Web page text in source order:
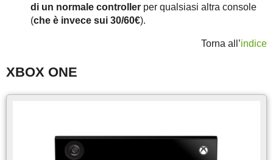
di un normale controller per qualsiasi altra console
(che è invece sui 30/60€).
Torna all’indice
XBOX ONE